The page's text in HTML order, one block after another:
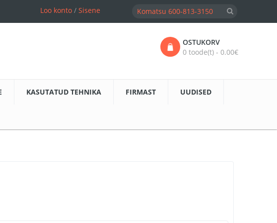
Loo konto/ Sisene
OSTUKORV
0 toode(t) - 0.00€
KASUTATUD TEHNIKA FIRMAST UUDISED